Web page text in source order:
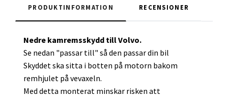
PRODUKTINFORMATION RECENSIONER
Nedre kamremsskydd till Volvo.
Se nedan "passar till" så den passar din bil
Skyddet ska sitta i botten på motorn bakom
remhjulet på vevaxeln.
Med detta monterat minskar risken att